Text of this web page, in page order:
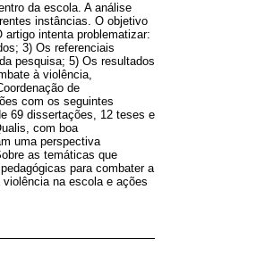
da escola. A análise
instâncias. O objetivo
intenta problematizar:
3) Os referenciais
pesquisa; 5) Os resultados
à violência,
de
com os seguintes
69 dissertações, 12 teses e
com boa
uma perspectiva
as temáticas que
para combater a
na escola e ações